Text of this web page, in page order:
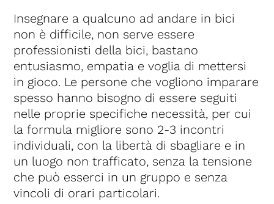
Insegnare a qualcuno ad andare in bici
non è difficile, non serve essere
professionisti della bici, bastano
entusiasmo, empatia e voglia di mettersi
in gioco. Le persone che vogliono imparare
spesso hanno bisogno di essere seguiti
nelle proprie specifiche necessità, per cui
la formula migliore sono 2-3 incontri
individuali, con la libertà di sbagliare e in
un luogo non trafficato, senza la tensione
che può esserci in un gruppo e senza
vincoli di orari particolari.